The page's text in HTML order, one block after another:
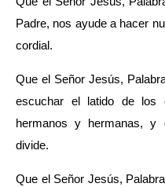
Padre, nos ayude a hacer
cordial.
Que el Señor Jesús,
escuchar el latido de los
hermanos y hermanas, y
divide.
Que el Señor Jesús,